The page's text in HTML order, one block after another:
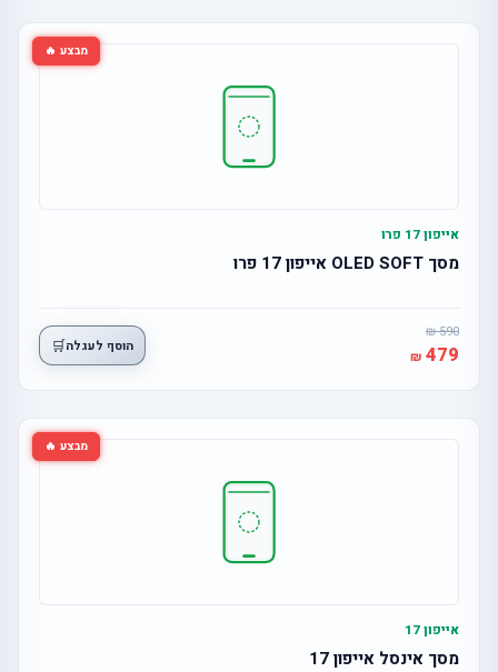
מבצע 🔥
אייפון 17 פרו
מסך OLED SOFT אייפון 17 פרו
590
479 הוסף לעגלה🛒
מבצע 🔥
אייפון 17
מסך אינסל אייפון 17